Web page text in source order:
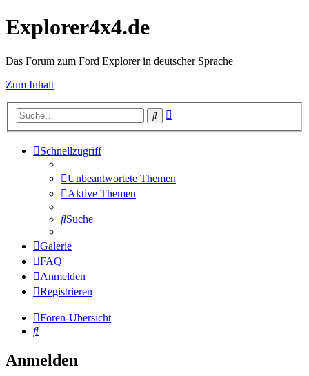
Explorer4x4.de
Das Forum zum Ford Explorer in deutscher Sprache
Zum Inhalt
Suche
Schnellzugriff
Unbeantwortete Themen
Aktive Themen
Suche
Galerie
FAQ
Anmelden
Registrieren
Foren-Übersicht
Suche
Anmelden